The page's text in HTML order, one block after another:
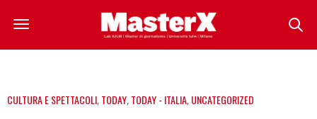
CULTURA E SPETTACOLI,TODAY,TODAY - ITALIA,UNCATEGORIZED